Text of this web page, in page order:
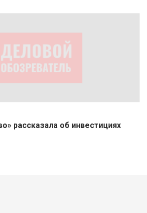
рассказала об инвестициях